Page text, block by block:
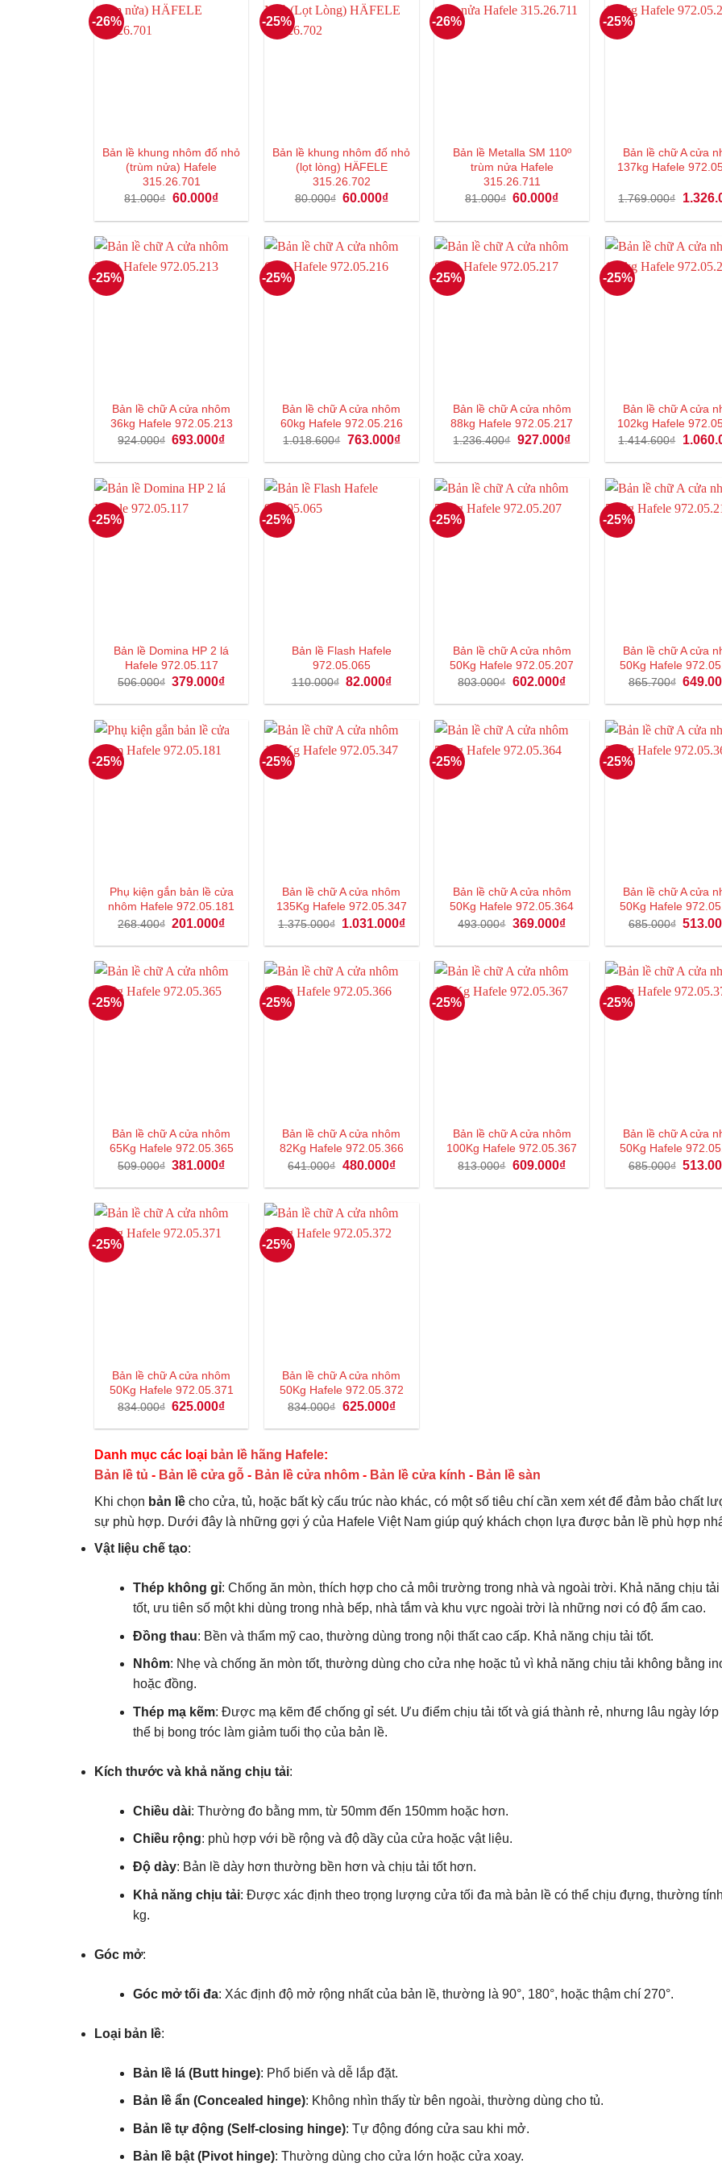
-26%
Bản lề khung nhôm đố nhỏ
(trùm nửa) Hafele
315.26.701
81.000₫ Giá
là:
60.000₫Giá
tại
60.000₫.
-25%
Bản lề khung nhôm đố nhỏ
(lọt lòng) HÄFELE
315.26.702
80.000₫ Giá
là:
60.000₫Giá
tại
60.000₫.
-26%
Bản lề Metalla SM 110º
trùm nửa Hafele
315.26.711
81.000₫ Giá
là:
60.000₫Giá
tại
60.000₫.
-25%
Bản lề chữ A cửa
137kg Hafele
1.769.000₫
Giá
là:
-25%
Bản lề chữ A cửa nhôm
36kg Hafele 972.05.213
924.000₫ Giá
là:
693.000₫Giá
tại
693.000₫.
-25%
Bản lề chữ A cửa nhôm
60kg Hafele 972.05.216
1.018.600₫ Giá
là:
763.000₫Giá
tại
763.000₫.
-25%
Bản lề chữ A cửa nhôm
88kg Hafele 972.05.217
1.236.400₫ Giá
là:
927.000₫Giá
tại
927.000₫.
-25%
Bản lề chữ A cửa
102kg Hafele
1.414.600₫
Giá
là:
-25%
Bản lề Domina HP 2 lá
Hafele 972.05.117
506.000₫ Giá
là:
379.000₫Giá
tại
379.000₫.
-25%
Bản lề Flash Hafele
972.05.065
110.000₫ Giá
là:
82.000₫Giá
tại
82.000₫.
-25%
Bản lề chữ A cửa nhôm
50Kg Hafele 972.05.207
803.000₫ Giá
là:
602.000₫Giá
tại
602.000₫.
-25%
Bản lề chữ A cửa
50Kg Hafele
865.700₫ Giá
là:
-25%
Phụ kiện gắn bản lề cửa
nhôm Hafele 972.05.181
268.400₫ Giá
là:
201.000₫Giá
tại
201.000₫.
-25%
Bản lề chữ A cửa nhôm
135Kg Hafele 972.05.347
1.375.000₫ Giá
là:
1.031.000₫Giá
tại
1.031.000₫.
-25%
Bản lề chữ A cửa nhôm
50Kg Hafele 972.05.364
493.000₫ Giá
là:
369.000₫Giá
tại
369.000₫.
-25%
Bản lề chữ A cửa
50Kg Hafele
685.000₫ Giá
là:
-25%
Bản lề chữ A cửa nhôm
65Kg Hafele 972.05.365
509.000₫ Giá
là:
381.000₫Giá
tại
381.000₫.
-25%
Bản lề chữ A cửa nhôm
82Kg Hafele 972.05.366
641.000₫ Giá
là:
480.000₫Giá
tại
480.000₫.
-25%
Bản lề chữ A cửa nhôm
100Kg Hafele 972.05.367
813.000₫ Giá
là:
609.000₫Giá
tại
-25%
Bản lề chữ A cửa
50Kg Hafele
685.000₫ Giá
là:
-25%
Bản lề chữ A cửa nhôm
50Kg Hafele 972.05.371
834.000₫ Giá
là:
625.000₫Giá
tại
625.000₫.
-25%
Bản lề chữ A cửa nhôm
50Kg Hafele 972.05.372
834.000₫ Giá
là:
625.000₫Giá
tại
Danh mục các loại bản lề hãng Hafele:
Bản lề tủ - Bản lề cửa gỗ - Bản lề cửa nhôm - Bản lề cửa kính - Bản lề sàn
Khi chọn bản lề cho cửa, tủ, hoặc bất kỳ cấu trúc nào khác, có một số tiêu chí cần xem xét để đảm bảo chất
sự phù hợp. Dưới đây là những gợi ý của Hafele Việt Nam giúp quý khách chọn lựa được bản lề phù hợp
Vật liệu chế tạo:
Thép không gỉ: Chống ăn mòn, thích hợp cho cả môi trường trong nhà và ngoài trời. Khả năng chịu
tốt, ưu tiên số một khi dùng trong nhà bếp, nhà tắm và khu vực ngoài trời là những nơi có độ ẩm cao.
Đồng thau: Bền và thẩm mỹ cao, thường dùng trong nội thất cao cấp. Khả năng chịu tải tốt.
Nhôm: Nhẹ và chống ăn mòn tốt, thường dùng cho cửa nhẹ hoặc tủ vì khả năng chịu tải không bằng
hoặc đồng.
Thép mạ kẽm: Được mạ kẽm để chống gỉ sét. Ưu điểm chịu tải tốt và giá thành rẻ, nhưng lâu ngày lớp
thể bị bong tróc làm giảm tuổi thọ của bản lề.
Kích thước và khả năng chịu tải:
Chiều dài: Thường đo bằng mm, từ 50mm đến 150mm hoặc hơn.
Chiều rộng: phù hợp với bề rộng và độ dầy của cửa hoặc vật liệu.
Độ dày: Bản lề dày hơn thường bền hơn và chịu tải tốt hơn.
Khả năng chịu tải: Được xác định theo trọng lượng cửa tối đa mà bản lề có thể chịu đựng, thường
kg.
Góc mở:
Góc mở tối đa: Xác định độ mở rộng nhất của bản lề, thường là 90°, 180°, hoặc thậm chí 270°.
Loại bản lề:
Bản lề lá (Butt hinge): Phổ biến và dễ lắp đặt.
Bản lề ẩn (Concealed hinge): Không nhìn thấy từ bên ngoài, thường dùng cho tủ.
Bản lề tự động (Self-closing hinge): Tự động đóng cửa sau khi mở.
Bản lề bật (Pivot hinge): Thường dùng cho cửa lớn hoặc cửa xoay.